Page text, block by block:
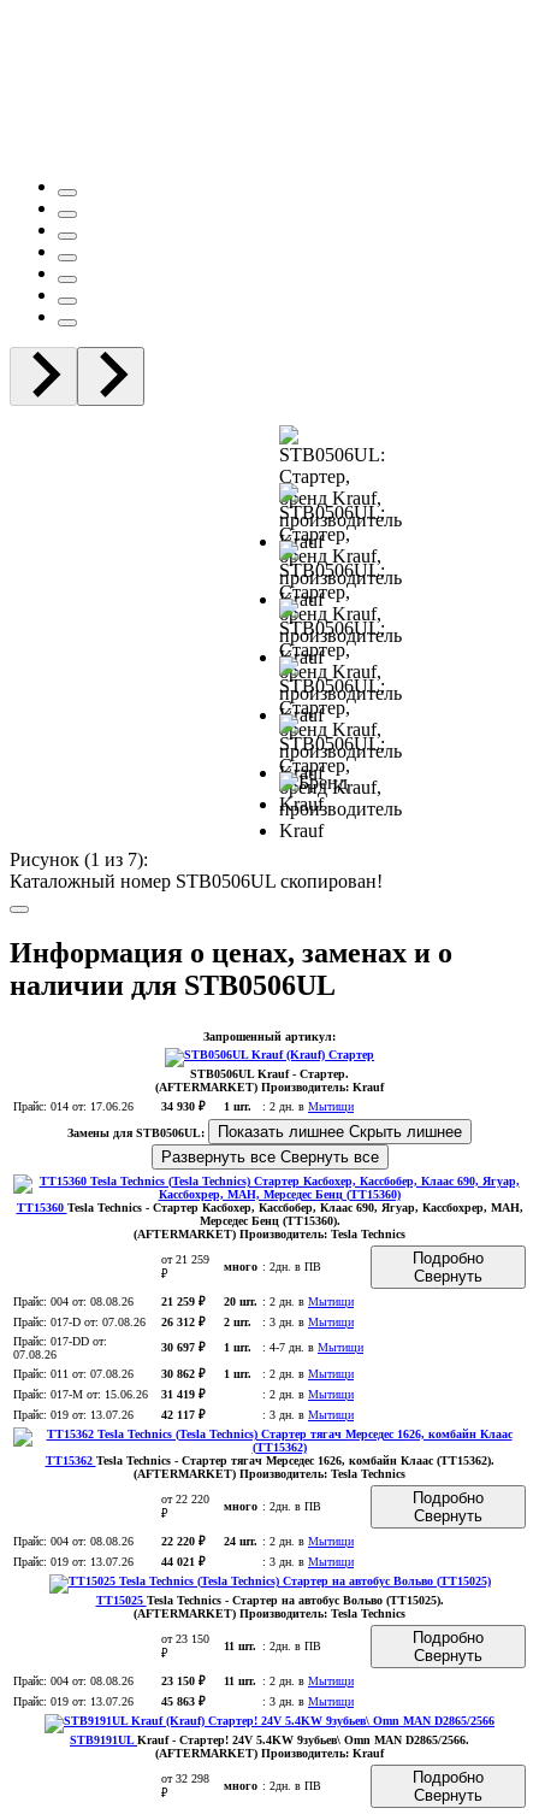
Рисунок (1 из 7):
Каталожный номер STB0506UL скопирован!
Информация о ценах, заменах и о
наличии для STB0506UL
Запрошенный артикул:
STB0506ULKrauf- Стартер.
(AFTERMARKET) Производитель: Krauf
Прайс: 014 от: 17.06.26 34 930 ₽ 1 шт. : 2 дн. в Мытищи
Замены для STB0506UL:
Показать лишнее Скрыть лишнее
Развернуть все Свернуть все
TT15360 Tesla Technics - Стартер Касбохер, Кассбобер, Клаас 690, Ягуар, Кассбохрер, МАН,
Мерседес Бенц (TT15360).
(AFTERMARKET) Производитель: Tesla Technics
от 21 259
₽
много : 2дн. в ПВ
Подробно
Свернуть
Прайс: 004 от: 08.08.26 21 259 ₽ 20 шт. : 2 дн. в Мытищи
Прайс: 017-D от: 07.08.26 26 312 ₽ 2 шт. : 3 дн. в Мытищи
Прайс: 017-DD от:
07.08.26
30 697 ₽ 1 шт. : 4-7 дн. в Мытищи
Прайс: 011 от: 07.08.26 30 862 ₽ 1 шт. : 2 дн. в Мытищи
Прайс: 017-M от: 15.06.26 31 419 ₽ : 2 дн. в Мытищи
Прайс: 019 от: 13.07.26 42 117 ₽ : 3 дн. в Мытищи
TT15362 Tesla Technics - Стартер тягач Мерседес 1626, комбайн Клаас (TT15362).
(AFTERMARKET) Производитель: Tesla Technics
от 22 220
₽
много : 2дн. в ПВ
Подробно
Свернуть
Прайс: 004 от: 08.08.26 22 220 ₽ 24 шт. : 2 дн. в Мытищи
Прайс: 019 от: 13.07.26 44 021 ₽ : 3 дн. в Мытищи
TT15025 Tesla Technics - Стартер на автобус Вольво (TT15025).
(AFTERMARKET) Производитель: Tesla Technics
от 23 150
₽
11 шт. : 2дн. в ПВ
Подробно
Свернуть
Прайс: 004 от: 08.08.26 23 150 ₽ 11 шт. : 2 дн. в Мытищи
Прайс: 019 от: 13.07.26 45 863 ₽ : 3 дн. в Мытищи
STB9191ULKrauf- Стартер! 24V 5.4KW 9зубьев\ Omn MAN D2865/2566.
(AFTERMARKET) Производитель: Krauf
от 32 298
₽
много : 2дн. в ПВ
Подробно
Свернуть